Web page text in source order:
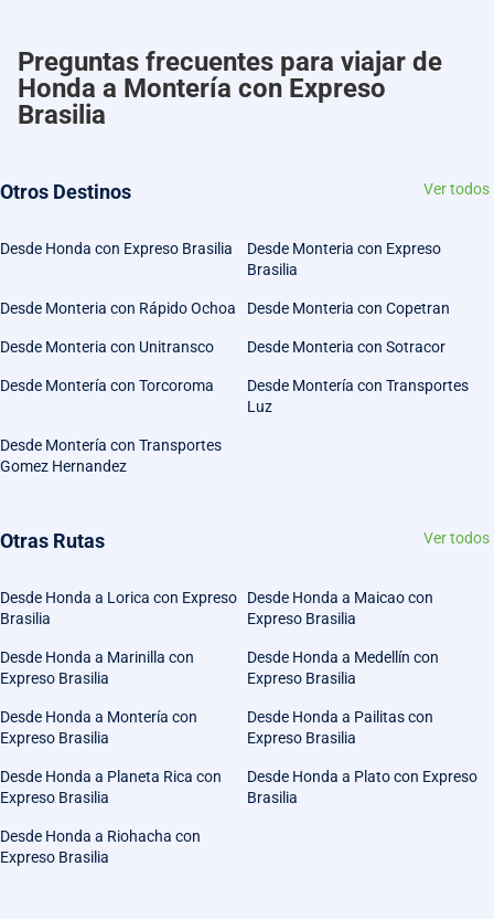
Preguntas frecuentes para viajar de
Honda a Montería con Expreso
Brasilia
Otros Destinos Ver todos
Desde Honda con Expreso Brasilia
Desde Monteria con Expreso
Brasilia
Desde Monteria con Rápido Ochoa Desde Monteria con Copetran
Desde Monteria con Unitransco Desde Monteria con Sotracor
Desde Montería con Torcoroma
Desde Montería con Transportes
Luz
Desde Montería con Transportes
Gomez Hernandez
Otras Rutas Ver todos
Desde Honda a Lorica con Expreso
Brasilia
Desde Honda a Maicao con
Expreso Brasilia
Desde Honda a Marinilla con
Expreso Brasilia
Desde Honda a Medellín con
Expreso Brasilia
Desde Honda a Montería con
Expreso Brasilia
Desde Honda a Pailitas con
Expreso Brasilia
Desde Honda a Planeta Rica con
Expreso Brasilia
Desde Honda a Plato con Expreso
Brasilia
Desde Honda a Riohacha con
Expreso Brasilia